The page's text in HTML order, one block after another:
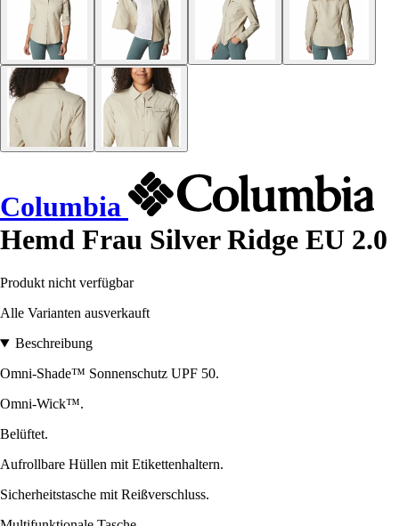
Columbia
Hemd Frau Silver Ridge EU 2.0
Produkt nicht verfügbar
Alle Varianten ausverkauft
Beschreibung
Omni-Shade™ Sonnenschutz UPF 50.
Omni-Wick™.
Belüftet.
Aufrollbare Hüllen mit Etikettenhaltern.
Sicherheitstasche mit Reißverschluss.